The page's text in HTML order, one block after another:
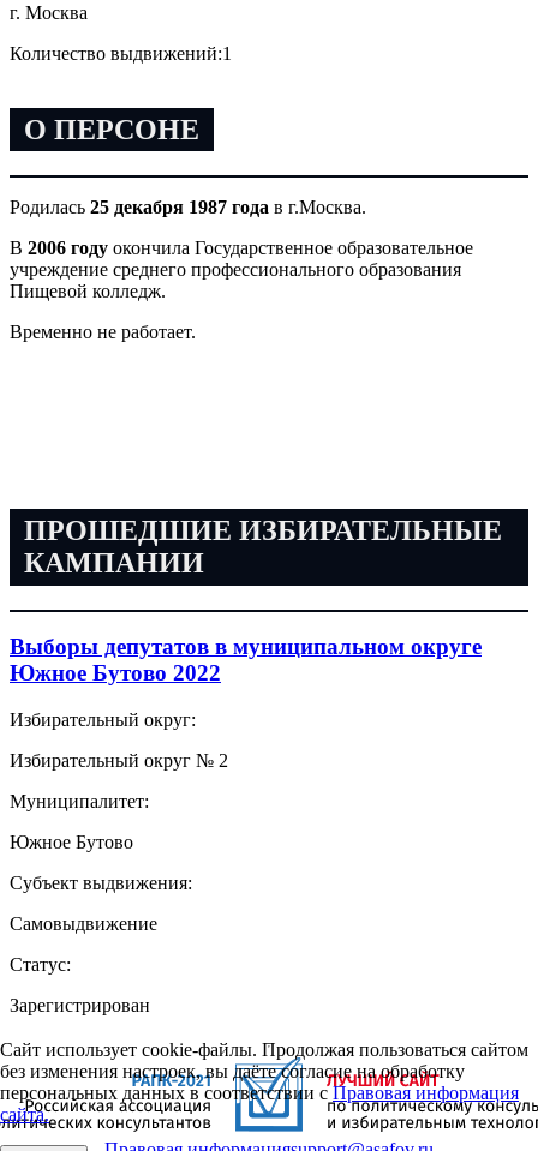
г. Москва
Количество выдвижений:1
О ПЕРСОНЕ
Родилась 25 декабря 1987 года в г.Москва.
В 2006 году окончила Государственное образовательное
учреждение среднего профессионального образования
Пищевой колледж.
Временно не работает.
ПРОШЕДШИЕ ИЗБИРАТЕЛЬНЫЕ
КАМПАНИИ
Выборы депутатов в муниципальном округе
Южное Бутово 2022
Избирательный округ:
Избирательный округ № 2
Муниципалитет:
Южное Бутово
Субъект выдвижения:
Самовыдвижение
Статус:
Зарегистрирован
Сайт использует cookie-файлы. Продолжая пользоваться сайтом
без изменения настроек, вы даёте согласие на обработку
персональных данных в соответствии сПравовая информация
сайта.